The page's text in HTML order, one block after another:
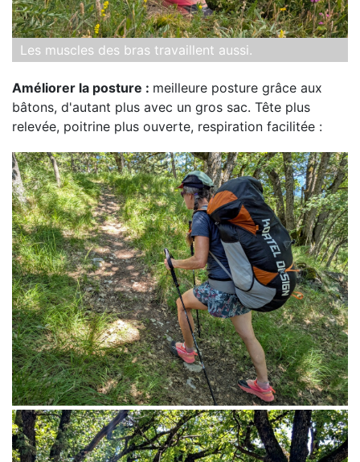
Les muscles des bras travaillent aussi.
Améliorer la posture : meilleure posture grâce aux
bâtons, d'autant plus avec un gros sac. Tête plus
relevée, poitrine plus ouverte, respiration facilitée :